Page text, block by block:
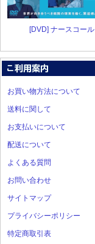
[DVD] ナースコール
お買い物方法について
送料に関して
お支払いについて
配送について
よくある質問
お問い合わせ
サイトマップ
プライバシーポリシー
特定商取引表